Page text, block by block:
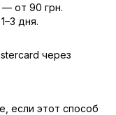
от 90 грн.
дня.
через
если этот способ